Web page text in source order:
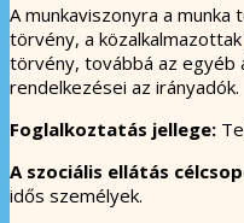
A munkaviszonyra a
törvény, a
törvény, továbbá az egyéb
rendelkezései az irányadók.
Foglalkoztatás jellege:
A szociális ellátás
idős személyek.